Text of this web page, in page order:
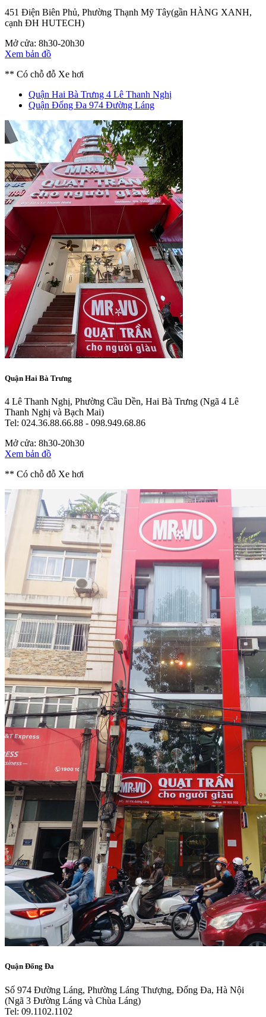
451 Điện Biên Phủ, Phường Thạnh Mỹ Tây(gần HÀNG XANH,
cạnh ĐH HUTECH)
Mở cửa: 8h30-20h30
Xem bản đồ
** Có chỗ đỗ Xe hơi
Quận Hai Bà Trưng 4 Lê Thanh Nghị
Quận Đống Đa 974 Đường Láng
Quận Hai Bà Trưng
4 Lê Thanh Nghị, Phường Cầu Dền, Hai Bà Trưng (Ngã 4 Lê
Thanh Nghị và Bạch Mai)
Tel: 024.36.88.66.88 - 098.949.68.86
Mở cửa: 8h30-20h30
Xem bản đồ
** Có chỗ đỗ Xe hơi
Quận Đống Đa
Số 974 Đường Láng, Phường Láng Thượng, Đống Đa, Hà Nội
(Ngã 3 Đường Láng và Chùa Láng)
Tel: 09.1102.1102